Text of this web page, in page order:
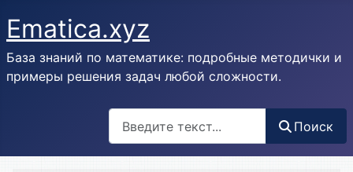
Ematica.xyz
База знаний по математике: подробные методички и
примеры решения задач любой сложности.
Поиск